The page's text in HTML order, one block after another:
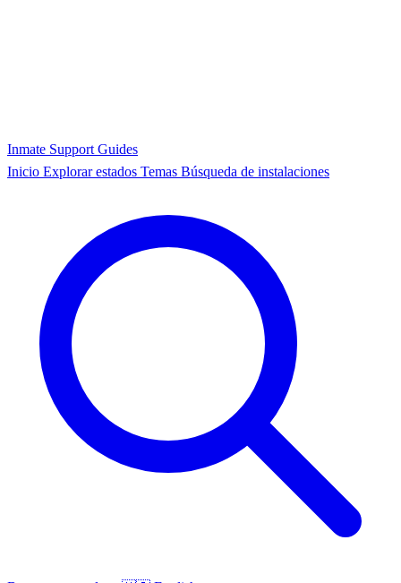
Inmate Support Guides
Inicio Explorar estados Temas Búsqueda de instalaciones